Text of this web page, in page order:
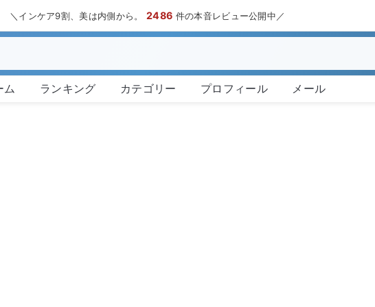
＼インケア9割、美は内側から。2486 件の本音レビュー公開中／
ム ランキング カテゴリー プロフィール メール